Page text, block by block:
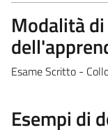
Modalità
Esame Scritto -
Esempi di